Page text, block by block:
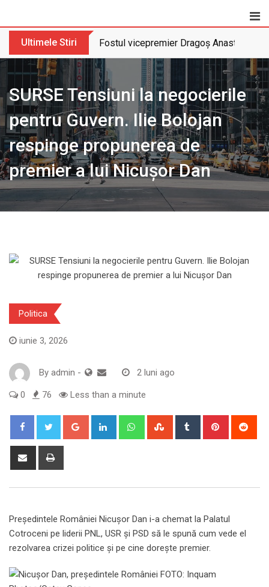
Ultimele Stiri Fostul vicepremier Dragoș Anastasiu
SURSE Tensiuni la negocierile
pentru Guvern. Ilie Bolojan
respinge propunerea de
premier a lui Nicușor Dan
Politica
iunie 3, 2026
By admin - 2 luni ago
0 76 Less than a minute
Google+ LinkedIn WhatsappStumbleUpon
Tumblr Pinterest
Share
Președintele României Nicușor Dan i-a chemat la Palatul
Cotroceni pe liderii PNL, USR și PSD să le spună cum vede el
rezolvarea crizei politice și pe cine dorește premier.